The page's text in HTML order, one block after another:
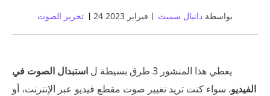
بواسطة دانيال سميث 24 فبراير 2023 تحرير الصوت
يغطي هذا المنشور 3 طرق بسيطة ل
استبدال الصوت في
الفيديو. سواء كنت تريد تغيير صوت مقطع فيديو عبر الإنترنت، أو